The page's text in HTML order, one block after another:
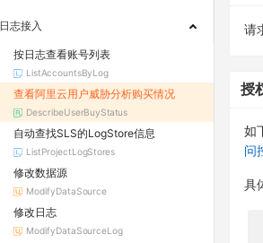
日志接入
按日志查看账号列表
ListAccountsByLog
查看阿里云用户威胁分析购买情况
DescribeUserBuyStatus
自动查找SLS的LogStore信息
ListProjectLogStores
修改数据源
ModifyDataSource
修改日志
ModifyDataSourceLog
请
授
如
问
具